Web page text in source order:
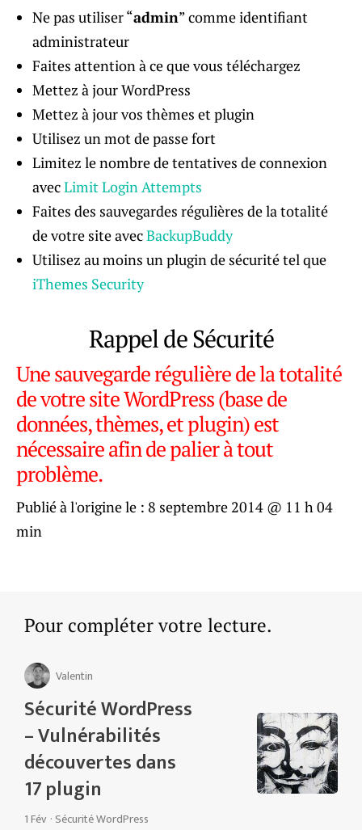
Ne pas utiliser “admin” comme identifiant
administrateur
Faites attention à ce que vous téléchargez
Mettez à jour WordPress
Mettez à jour vos thèmes et plugin
Utilisez un mot de passe fort
Limitez le nombre de tentatives de connexion
avecLimit Login Attempts
Faites des sauvegardes régulières de la totalité
de votre site avecBackupBuddy
Utilisez au moins un plugin de sécurité tel que
iThemes Security
Rappel de Sécurité
Une sauvegarde régulière de la totalité
de votre site WordPress (base de
données, thèmes, et plugin) est
nécessaire afin de palier à tout
problème.
Publié à l'origine le : 8 septembre 2014 @ 11 h 04
min
Pour compléter votre lecture.
Valentin
Sécurité WordPress
– Vulnérabilités
découvertes dans
17 plugin
1 Fév · Sécurité WordPress